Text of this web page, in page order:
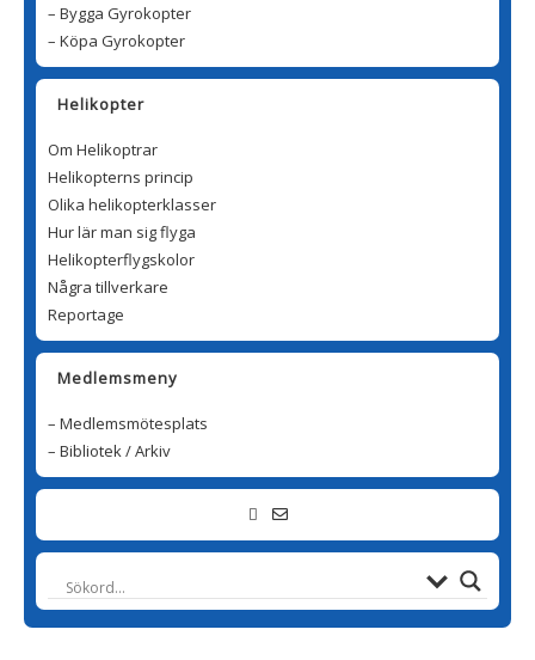
– Bygga Gyrokopter
– Köpa Gyrokopter
Helikopter
Om Helikoptrar
Helikopterns princip
Olika helikopterklasser
Hur lär man sig flyga
Helikopterflygskolor
Några tillverkare
Reportage
Medlemsmeny
– Medlemsmötesplats
– Bibliotek / Arkiv